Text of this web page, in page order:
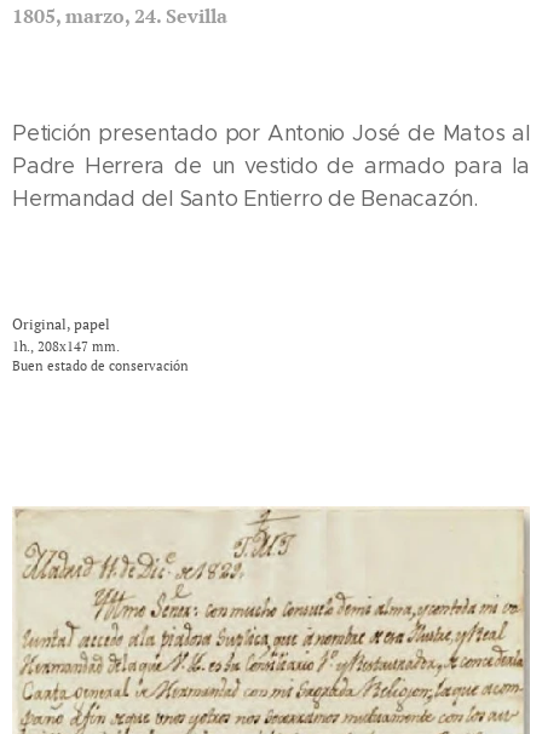
1805, marzo, 24. Sevilla
Petición presentado por Antonio José de Matos al
Padre Herrera de un vestido de armado para la
Hermandad del Santo Entierro de Benacazón.
Original, papel
1h., 208x147 mm.
Buen estado de conservación